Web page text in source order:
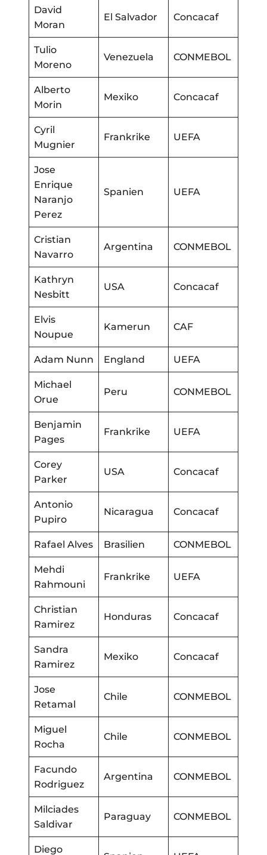
David
Moran
El Salvador Concacaf
Tulio
Moreno
Venezuela CONMEBOL
Alberto
Morin
Mexiko Concacaf
Cyril
Mugnier
Frankrike UEFA
Jose
Enrique
Naranjo
Perez
Spanien UEFA
Cristian
Navarro
Argentina CONMEBOL
Kathryn
Nesbitt
USA Concacaf
Elvis
Noupue
Kamerun CAF
Adam Nunn England UEFA
Michael
Orue
Peru CONMEBOL
Benjamin
Pages
Frankrike UEFA
Corey
Parker
USA Concacaf
Antonio
Pupiro
Nicaragua Concacaf
Rafael Alves Brasilien CONMEBOL
Mehdi
Rahmouni
Frankrike UEFA
Christian
Ramirez
Honduras Concacaf
Sandra
Ramirez
Mexiko Concacaf
Jose
Retamal
Chile CONMEBOL
Miguel
Rocha
Chile CONMEBOL
Facundo
Rodriguez
Argentina CONMEBOL
Milciades
Saldivar
Paraguay CONMEBOL
Diego